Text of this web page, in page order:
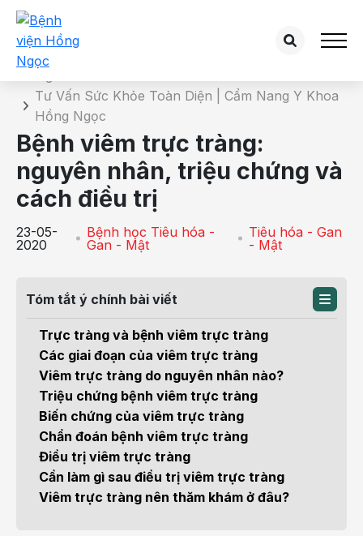
Chi tiết bài tư vấn
Tư Vấn Sức Khỏe Toàn Diện | Cẩm Nang Y Khoa
Hồng Ngọc
Bệnh viêm trực tràng:
nguyên nhân, triệu chứng và
cách điều trị
23-05-
2020
Bệnh học Tiêu hóa -
Gan - Mật
Tiêu hóa - Gan
- Mật
Tóm tắt ý chính bài viết
Trực tràng và bệnh viêm trực tràng
Các giai đoạn của viêm trực tràng
Viêm trực tràng do nguyên nhân nào?
Triệu chứng bệnh viêm trực tràng
Biến chứng của viêm trực tràng
Chẩn đoán bệnh viêm trực tràng
Điều trị viêm trực tràng
Cần làm gì sau điều trị viêm trực tràng
Viêm trực tràng nên thăm khám ở đâu?